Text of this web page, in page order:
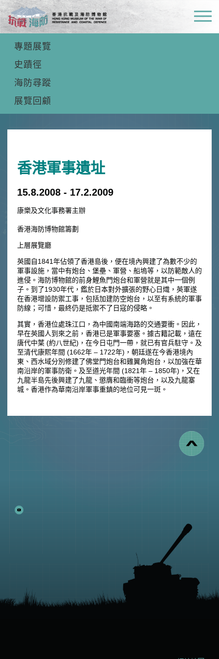
常設展覽
專題展覽
史蹟徑
海防尋蹤
展覽回顧
香港軍事遺址
15.8.2008 - 17.2.2009
康樂及文化事務署主辦
香港海防博物館籌劃
上層展覽廳
英國自1841年佔領了香港島後，便在境內興建了為數不少的
軍事設施，當中有炮台、堡壘、軍營、船塢等，以防範敵人的
進侵。海防博物館的前身鯉魚門炮台和軍營就是其中一個例
子。到了1930年代，鑑於日本對外擴張的野心日熾，英軍遂
在香港增設防禦工事，包括加建防空炮台，以至有系統的軍事
防線；可惜，最終仍是抵禦不了日寇的侵略。
其實，香港位處珠江口，為中國南端海路的交通要衝。因此，
早在英國人到來之前，香港已是軍事要塞。據古籍記載，遠在
唐代中葉 (約八世紀)，在今日屯門一帶，就已有官兵駐守。及
至清代康熙年間 (1662年 – 1722年)，朝廷遂在今香港境內
東、西水域分別修建了佛堂門炮台和雞翼角炮台，以加強在華
南沿岸的軍事防衛。及至道光年間 (1821年 – 1850年)，又在
九龍半島先後興建了九龍、懲膺和臨衝等炮台，以及九龍寨
城。香港作為華南沿岸軍事重鎮的地位可見一斑。